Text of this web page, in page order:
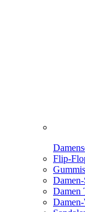
Flip-
Damen
Damen-